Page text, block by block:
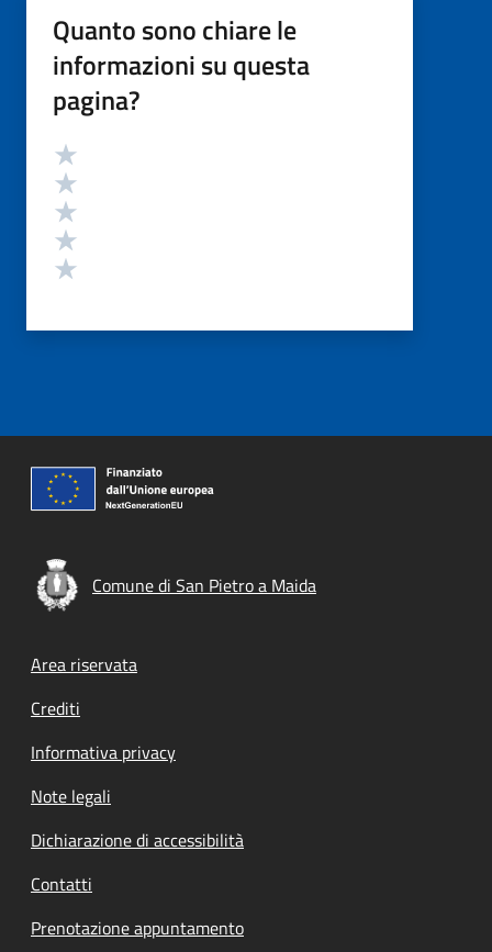
Quanto sono chiare le
informazioni su questa
pagina?
Valutazione
Comune di San Pietro a Maida
Footer menu
Area riservata
Crediti
Informativa privacy
Note legali
Dichiarazione di accessibilità
Contatti
Prenotazione appuntamento